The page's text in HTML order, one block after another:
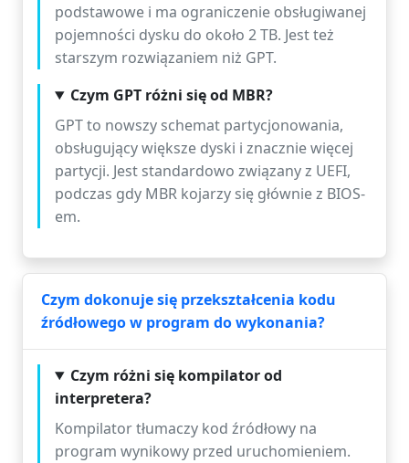
podstawowe i ma ograniczenie obsługiwanej
pojemności dysku do około 2 TB. Jest też
starszym rozwiązaniem niż GPT.
Czym GPT różni się od MBR?
GPT to nowszy schemat partycjonowania,
obsługujący większe dyski i znacznie więcej
partycji. Jest standardowo związany z UEFI,
podczas gdy MBR kojarzy się głównie z BIOS-
em.
Czym dokonuje się przekształcenia kodu
źródłowego w program do wykonania?
Czym różni się kompilator od
interpretera?
Kompilator tłumaczy kod źródłowy na
program wynikowy przed uruchomieniem.